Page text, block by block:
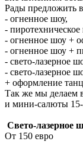
Рады предложить
- огненное шоу,
- пиротехническое
- огненное шоу +
- огненное шоу +
- свето-лазерное
- свето-лазерное
+ оформление
Так же мы делаем
и мини-салюты
Свето-лазерное
От 150 евро